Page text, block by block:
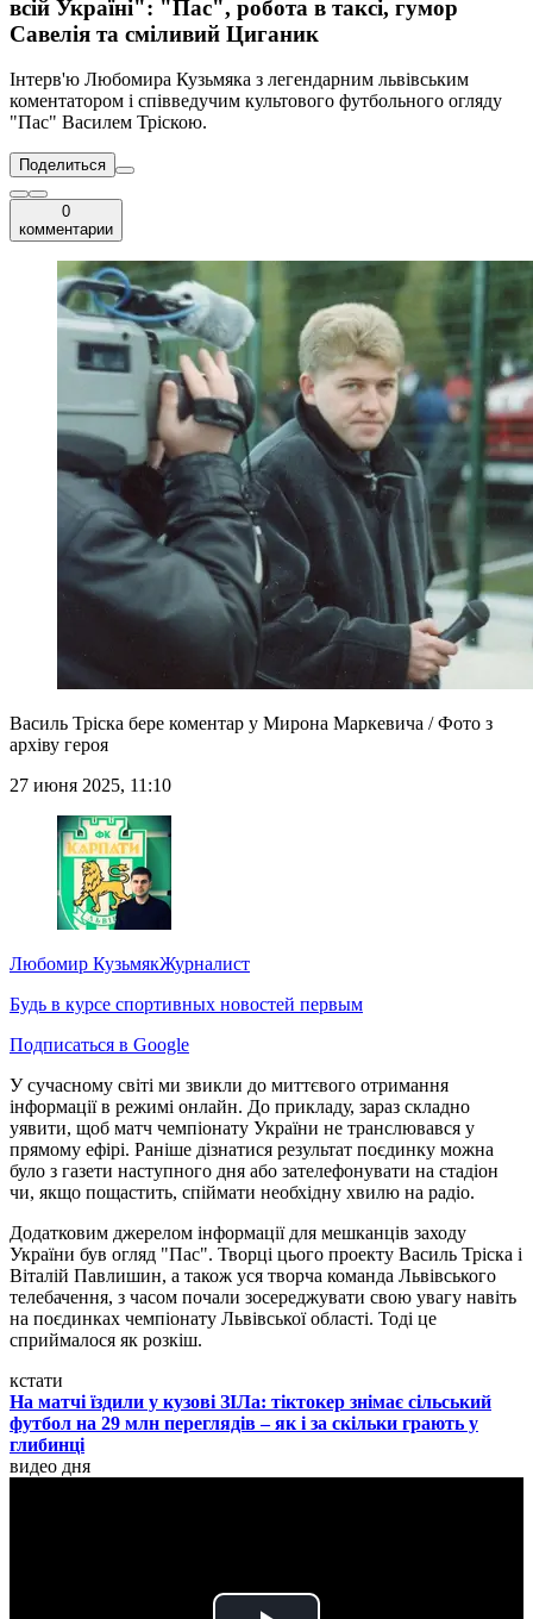
всій Україні": "Пас", робота в таксі, гумор
Савелія та сміливий Циганик
Інтерв'ю Любомира Кузьмяка з легендарним львівським
коментатором і співведучим культового футбольного огляду
"Пас" Василем Тріскою.
Поделиться
0
комментарии
Василь Тріска бере коментар у Мирона Маркевича / Фото з
архіву героя
27 июня 2025, 11:10
Любомир КузьмякЖурналист
Будь в курсе спортивных новостей первым
Подписаться в Google
У сучасному світі ми звикли до миттєвого отримання
інформації в режимі онлайн. До прикладу, зараз складно
уявити, щоб матч чемпіонату України не транслювався у
прямому ефірі. Раніше дізнатися результат поєдинку можна
було з газети наступного дня або зателефонувати на стадіон
чи, якщо пощастить, спіймати необхідну хвилю на радіо.
Додатковим джерелом інформації для мешканців заходу
України був огляд "Пас". Творці цього проекту Василь Тріска і
Віталій Павлишин, а також уся творча команда Львівського
телебачення, з часом почали зосереджувати свою увагу навіть
на поєдинках чемпіонату Львівської області. Тоді це
сприймалося як розкіш.
кстати
На матчі їздили у кузові ЗІЛа: тіктокер знімає сільський
футбол на 29 млн переглядів – як і за скільки грають у
глибинці
видео дня